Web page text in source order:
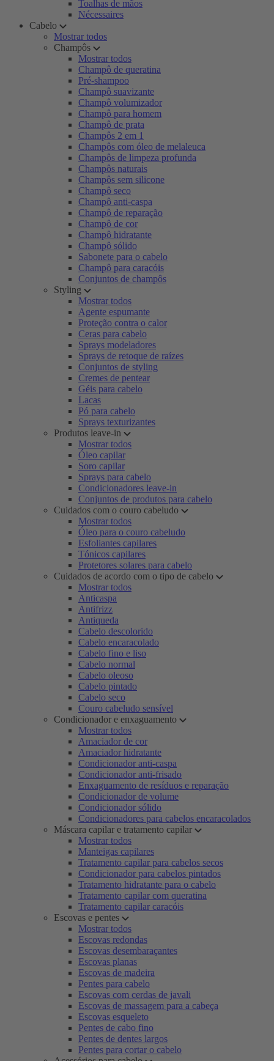
Toalhas de mãos
Nécessaires
Cabelo
Mostrar todos
Champôs
Mostrar todos
Champô de queratina
Pré-shampoo
Champô suavizante
Champô volumizador
Champô para homem
Champô de prata
Champôs 2 em 1
Champôs com óleo de melaleuca
Champôs de limpeza profunda
Champôs naturais
Champôs sem silicone
Champô seco
Champô anti-caspa
Champô de reparação
Champô de cor
Champô hidratante
Champô sólido
Sabonete para o cabelo
Champô para caracóis
Conjuntos de champôs
Styling
Mostrar todos
Agente espumante
Proteção contra o calor
Ceras para cabelo
Sprays modeladores
Sprays de retoque de raízes
Conjuntos de styling
Cremes de pentear
Géis para cabelo
Lacas
Pó para cabelo
Sprays texturizantes
Produtos leave-in
Mostrar todos
Óleo capilar
Soro capilar
Sprays para cabelo
Condicionadores leave-in
Conjuntos de produtos para cabelo
Cuidados com o couro cabeludo
Mostrar todos
Óleo para o couro cabeludo
Esfoliantes capilares
Tónicos capilares
Protetores solares para cabelo
Cuidados de acordo com o tipo de cabelo
Mostrar todos
Anticaspa
Antifrizz
Antiqueda
Cabelo descolorido
Cabelo encaracolado
Cabelo fino e liso
Cabelo normal
Cabelo oleoso
Cabelo pintado
Cabelo seco
Couro cabeludo sensível
Condicionador e enxaguamento
Mostrar todos
Amaciador de cor
Amaciador hidratante
Condicionador anti-caspa
Condicionador anti-frisado
Enxaguamento de resíduos e reparação
Condicionador de volume
Condicionador sólido
Condicionadores para cabelos encaracolados
Máscara capilar e tratamento capilar
Mostrar todos
Manteigas capilares
Tratamento capilar para cabelos secos
Condicionador para cabelos pintados
Tratamento hidratante para o cabelo
Tratamento capilar com queratina
Tratamento capilar caracóis
Escovas e pentes
Mostrar todos
Escovas redondas
Escovas desembaraçantes
Escovas planas
Escovas de madeira
Pentes para cabelo
Escovas com cerdas de javali
Escovas de massagem para a cabeça
Escovas esqueleto
Pentes de cabo fino
Pentes de dentes largos
Pentes para cortar o cabelo